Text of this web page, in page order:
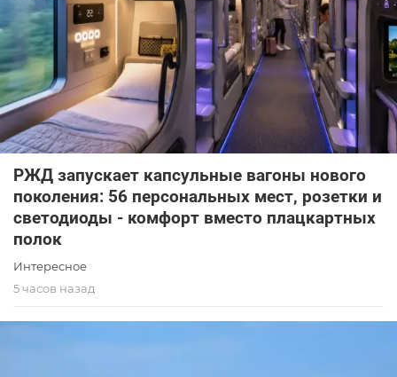
РЖД запускает капсульные вагоны нового
поколения: 56 персональных мест, розетки и
светодиоды - комфорт вместо плацкартных
полок
Интересное
5 часов назад